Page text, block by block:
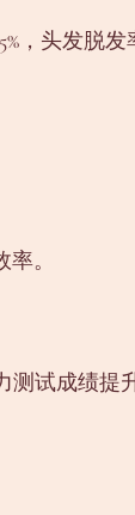
头发脱发
。
试成绩提升